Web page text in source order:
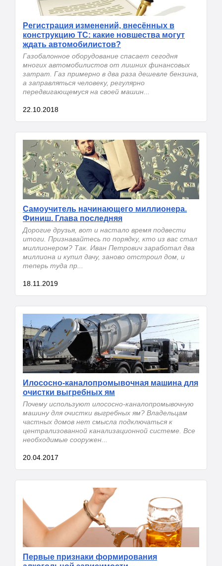
Регистрация изменений, внесённых в
конструкцию ТС: какие новшества могут
ждать автомобилистов?
Газобалонное оборудование спасает сегодня
многих автомобилистов от лишних финансовых
затрат. Газ примерно в два раза дешевле бензина,
а заправляться человеку, регулярно
передвигающемуся на своей машин...
22.10.2018
Самоучитель начинающего миллионера.
Финиш. Глава последняя
Дорогие друзья, вот и настало время подвести
итоги. Признавайтесь по порядку, кто из вас стал
миллионером? Так. Иван Петрович заработал два
миллиона и купил дачу, заново отстроил дом, и
теперь туда пр...
18.11.2019
Илососно-каналопромывочная машина для
очистки выгребных ям
Почему используют илососно-каналопромывочную
машину для очистки выгребных ям? Владельцам
частных домов нет смысла подключаться к
централизованной канализационной системе. Все
необходимые сооружен...
20.04.2017
Первые признаки формирования